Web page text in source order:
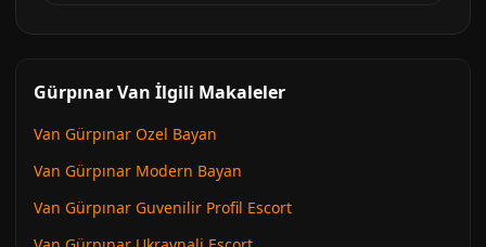
Gürpınar Van İlgili Makaleler
Van Gürpınar Ozel Bayan
Van Gürpınar Modern Bayan
Van Gürpınar Guvenilir Profil Escort